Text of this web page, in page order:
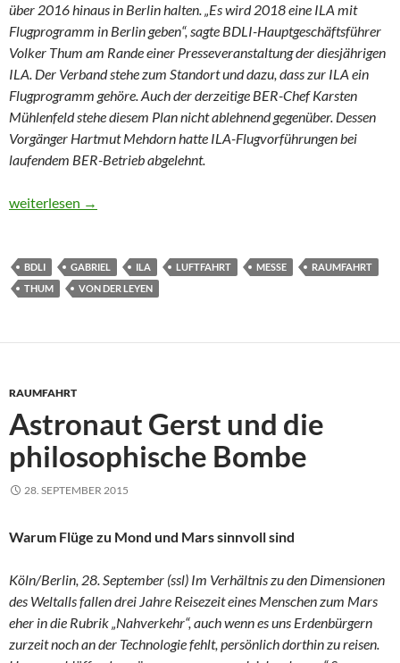
über 2016 hinaus in Berlin halten. „Es wird 2018 eine ILA mit
Flugprogramm in Berlin geben“, sagte BDLI-Hauptgeschäftsführer
Volker Thum am Rande einer Presseveranstaltung der diesjährigen
ILA. Der Verband stehe zum Standort und dazu, dass zur ILA ein
Flugprogramm gehöre. Auch der derzeitige BER-Chef Karsten
Mühlenfeld stehe diesem Plan nicht ablehnend gegenüber. Dessen
Vorgänger Hartmut Mehdorn hatte ILA-Flugvorführungen bei
laufendem BER-Betrieb abgelehnt.
BDLI will ILA 2018 mit Flugprogramm in Berlin halten
weiterlesen →
BDLI GABRIEL ILA LUFTFAHRT MESSE
RAUMFAHRT
THUM
VON DER LEYEN
RAUMFAHRT
Astronaut Gerst und die
philosophische Bombe
28. SEPTEMBER 2015
Warum Flüge zu Mond und Mars sinnvoll sind
Köln/Berlin, 28. September (ssl) Im Verhältnis zu den Dimensionen
des Weltalls fallen drei Jahre Reisezeit eines Menschen zum Mars
eher in die Rubrik „Nahverkehr“, auch wenn es uns Erdenbürgern
zurzeit noch an der Technologie fehlt, persönlich dorthin zu reisen.